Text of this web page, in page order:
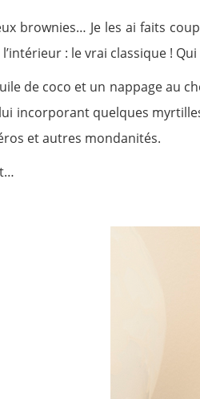
brownies… Je les ai faits
: le vrai classique !
de coco et un nappage au
incorporant quelques
et autres mondanités.